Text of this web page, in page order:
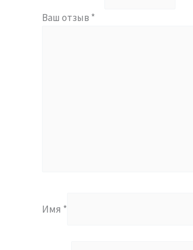
Ваш отзыв *
Имя *